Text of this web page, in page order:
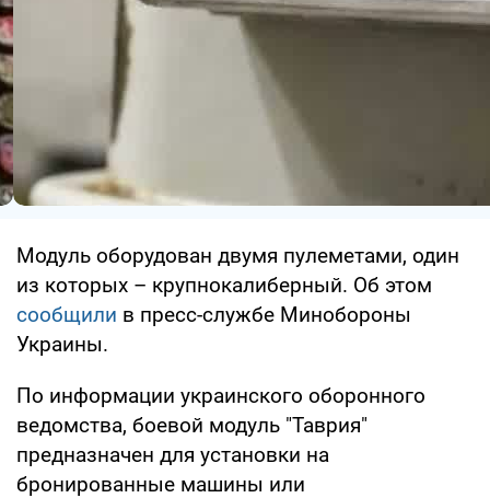
Модуль оборудован двумя пулеметами, один
из которых – крупнокалиберный. Об этом
сообщили в пресс-службе Минобороны
Украины.
По информации украинского оборонного
ведомства, боевой модуль "Таврия"
предназначен для установки на
бронированные машины или